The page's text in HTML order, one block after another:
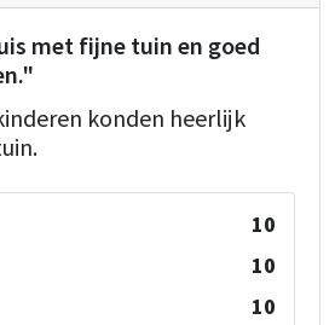
met fijne tuin en goed
konden heerlijk
10
10
10